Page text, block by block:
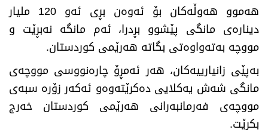
هەموو هەوڵەكان بۆ ئەوەن بڕی ئەو 120 ملیار
دینارەی مانگی پێشوو بڕدرا، ئەم مانگە نەبڕێت و
مووچە بەتەواوەتی بگاتە هەرێمی كوردستان.
بەپێی زانیارییەكان، هەر ئەمڕۆ چارەنووسی مووچەی
مانگی شەش یەکلایی دەکرێتەوەو ئەکەر زۆرە سبەی
مووچەی فەرمانبەرانی هەرێمی كوردستان خەرج
بكرێت.